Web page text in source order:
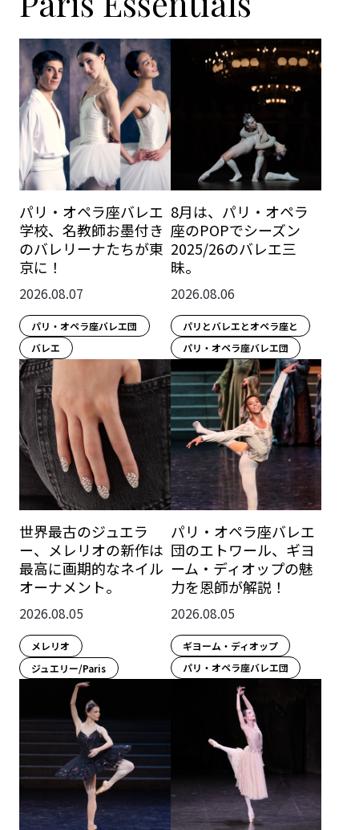
パリ・オペラ座バレエ
学校、名教師お墨付き
のバレリーナたちが東
京に！
2026.08.07
パリ・オペラ座バレエ団
バレエ
8月は、パリ・オペラ
座のPOPでシーズン
2025/26のバレエ三
昧。
2026.08.06
パリとバレエとオペラ座と
パリ・オペラ座バレエ団
世界最古のジュエラ
ー、メレリオの新作は
最高に画期的なネイル
オーナメント。
2026.08.05
メレリオ
ジュエリー/Paris
パリ・オペラ座バレエ
団のエトワール、ギヨ
ーム・ディオップの魅
力を恩師が解説！
2026.08.05
ギヨーム・ディオップ
パリ・オペラ座バレエ団